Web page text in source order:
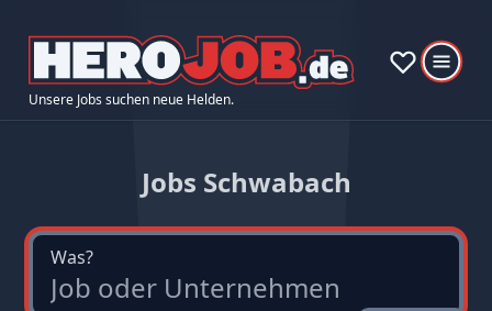
Unsere Jobs suchen neue Helden.
Jobs Schwabach
Was?